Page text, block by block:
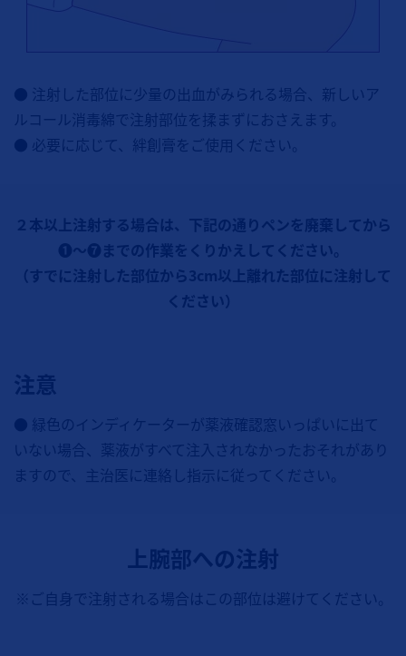
● 注射した部位に少量の出血がみられる場合、新しいア
ルコール消毒綿で注射部位を揉まずにおさえます。
● 必要に応じて、絆創膏をご使用ください。
２本以上注射する場合は、下記の通りペンを廃棄してから
❶～❼までの作業をくりかえしてください。
（すでに注射した部位から3cm以上離れた部位に注射して
ください）
注意
● 緑色のインディケーターが薬液確認窓いっぱいに出て
いない場合、薬液がすべて注入されなかったおそれがあり
ますので、主治医に連絡し指示に従ってください。
上腕部への注射
※ご自身で注射される場合はこの部位は避けてください。